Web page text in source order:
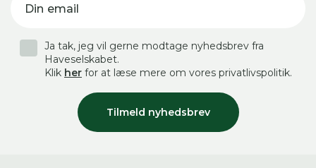
Din email
Tilmeld nyhedsbrev
Ja tak, jeg vil gerne modtage nyhedsbrev fra
Haveselskabet.
Klik her for at læse mere om vores privatlivspolitik.